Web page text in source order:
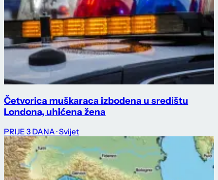
Četvorica muškaraca izbodena u središtu
Londona, uhićena žena
PRIJE 3 DANA · Svijet